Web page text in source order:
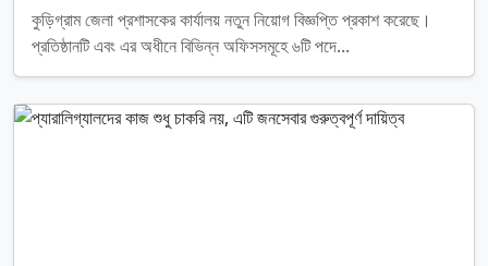
কুড়িগ্রাম জেলা প্রশাসকের কার্যালয় নতুন নিয়োগ বিজ্ঞপ্তি প্রকাশ করেছে।
প্রতিষ্ঠানটি এবং এর অধীনে বিভিন্ন অফিসসমূহে ৬টি পদে...